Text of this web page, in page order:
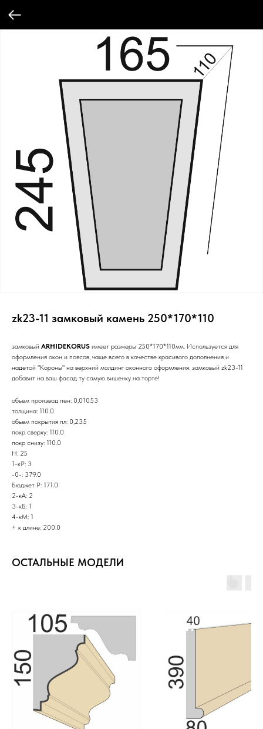
zk23-11 замковый камень 250*170*110
замковый ARHIDEKORUS имеет размеры 250*170*110мм. Используется для
оформления окон и поясов, чаще всего в качестве красивого дополнения и
надетой "Короны" на верхний молдинг оконного оформления. замковый zk23-11
добавит на ваш фасад ту самую вишенку на торте!
обьем производ пен: 0,01053
толщина: 110.0
обьем покрытия пл: 0,235
покр сверху: 110.0
покр снизу: 110.0
Н: 25
1-кР: 3
-0-: 379.0
Бюджет Р: 171.0
2-кА: 2
3-кБ: 1
4-кМ: 1
+ к длине: 200.0
ОСТАЛЬНЫЕ МОДЕЛИ